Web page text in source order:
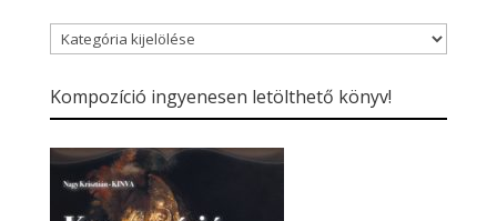
Blogbejegyzések
kategóriái
Kompozíció ingyenesen letölthető könyv!